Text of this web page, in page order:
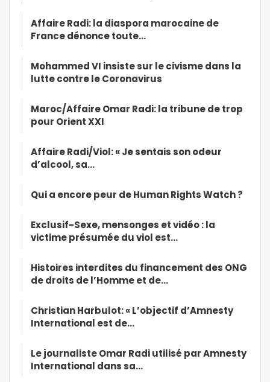
Affaire Radi: la diaspora marocaine de
France dénonce toute…
Mohammed VI insiste sur le civisme dans la
lutte contre le Coronavirus
Maroc/Affaire Omar Radi: la tribune de trop
pour Orient XXI
Affaire Radi/Viol: « Je sentais son odeur
d’alcool, sa…
Qui a encore peur de Human Rights Watch ?
Exclusif-Sexe, mensonges et vidéo : la
victime présumée du viol est…
Histoires interdites du financement des ONG
de droits de l’Homme et de…
Christian Harbulot: « L’objectif d’Amnesty
International est de…
Le journaliste Omar Radi utilisé par Amnesty
International dans sa…